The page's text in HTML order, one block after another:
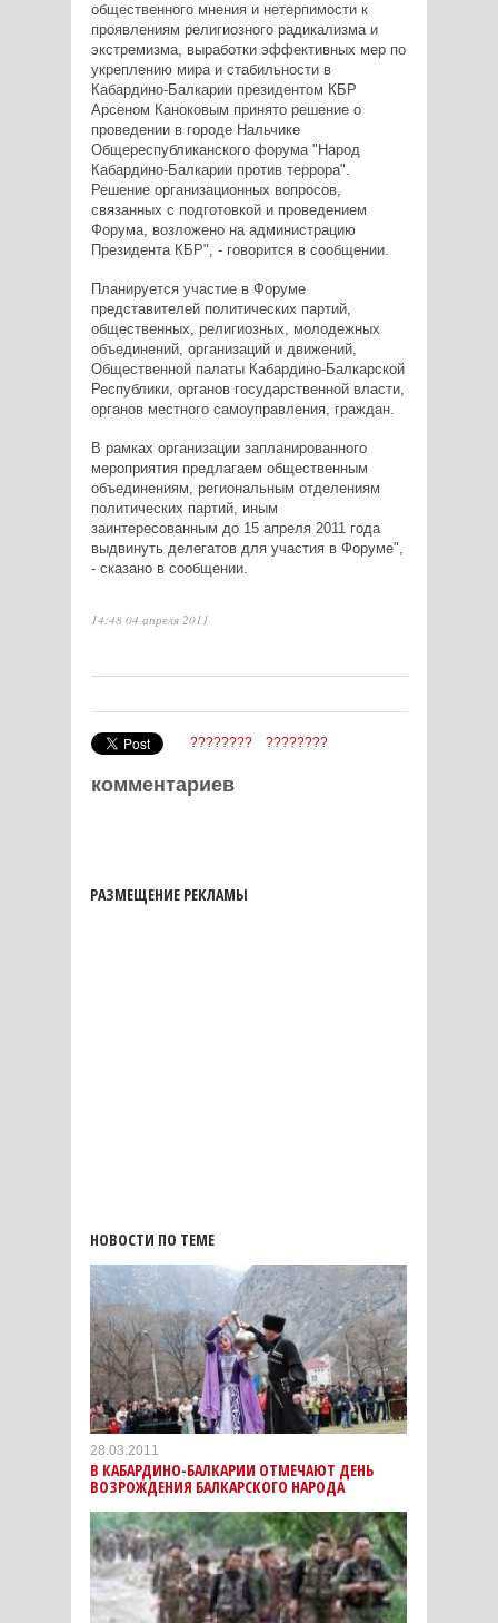
общественного мнения и нетерпимости к
проявлениям религиозного радикализма и
экстремизма, выработки эффективных мер по
укреплению мира и стабильности в
Кабардино-Балкарии президентом КБР
Арсеном Каноковым принято решение о
проведении в городе Нальчике
Общереспубликанского форума "Народ
Кабардино-Балкарии против террора".
Решение организационных вопросов,
связанных с подготовкой и проведением
Форума, возложено на администрацию
Президента КБР", - говорится в сообщении.
Планируется участие в Форуме
представителей политических партий,
общественных, религиозных, молодежных
объединений, организаций и движений,
Общественной палаты Кабардино-Балкарской
Республики, органов государственной власти,
органов местного самоуправления, граждан.
В рамках организации запланированного
мероприятия предлагаем общественным
объединениям, региональным отделениям
политических партий, иным
заинтересованным до 15 апреля 2011 года
выдвинуть делегатов для участия в Форуме",
- сказано в сообщении.
14:48 04 апреля 2011
???????? ????????
комментариев
РАЗМЕЩЕНИЕ РЕКЛАМЫ
НОВОСТИ ПО ТЕМЕ
28.03.2011
В КАБАРДИНО-БАЛКАРИИ ОТМЕЧАЮТ ДЕНЬ
ВОЗРОЖДЕНИЯ БАЛКАРСКОГО НАРОДА